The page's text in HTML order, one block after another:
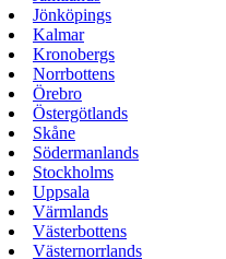
Jönköpings
Kalmar
Kronobergs
Norrbottens
Örebro
Östergötlands
Skåne
Södermanlands
Stockholms
Uppsala
Värmlands
Västerbottens
Västernorrlands